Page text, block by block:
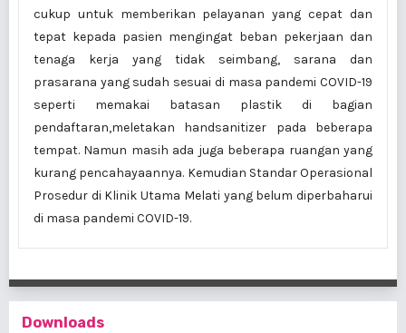
cukup untuk memberikan pelayanan yang cepat dan
tepat kepada pasien mengingat beban pekerjaan dan
tenaga kerja yang tidak seimbang, sarana dan
prasarana yang sudah sesuai di masa pandemi COVID-19
seperti memakai batasan plastik di bagian
pendaftaran,meletakan handsanitizer pada beberapa
tempat. Namun masih ada juga beberapa ruangan yang
kurang pencahayaannya. Kemudian Standar Operasional
Prosedur di Klinik Utama Melati yang belum diperbaharui
di masa pandemi COVID-19.
Downloads